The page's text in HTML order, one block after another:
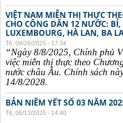
VIỆT NAM MIỄN THỊ THỰC
CHO CÔNG DÂN 12 NƯỚC:
LUXEMBOURG, HÀ LAN, BA
T6, 09/26/2025 - 17:34
“Ngày 8/8/2025, Chính phủ
việc miễn thị thực theo
nước châu Âu. Chính sách
14/8/2028.
BẢN NIÊM YẾT SỐ 03 NĂM
T6, 06/13/2025 - 14:40